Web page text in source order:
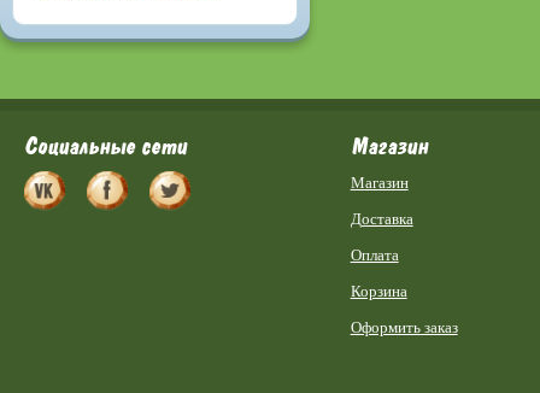
Социальные сети Магазин
Магазин
Доставка
Оплата
Корзина
Оформить заказ